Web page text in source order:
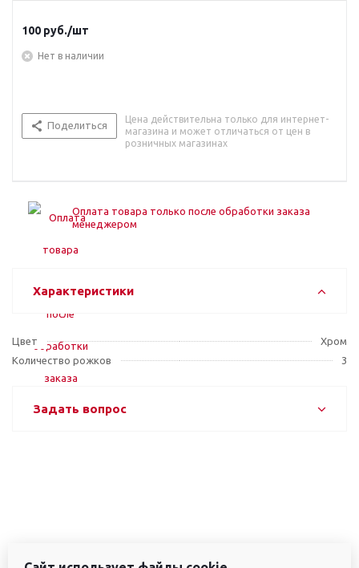
100 руб./шт
Нет в наличии
Поделиться
Цена действительна только для интернет-
магазина и может отличаться от цен в
розничных магазинах
Оплата товара только после обработки заказа
менеджером
Характеристики
Цвет
Хром
Количество рожков
3
Задать вопрос